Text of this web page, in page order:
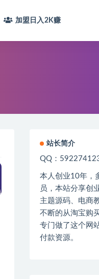
加盟日入2K赚
站长简介
QQ：
本人创业10年，
员，本站分享创
主题源码、电商
不断的从淘宝购
专门做了这个网
付款资源。